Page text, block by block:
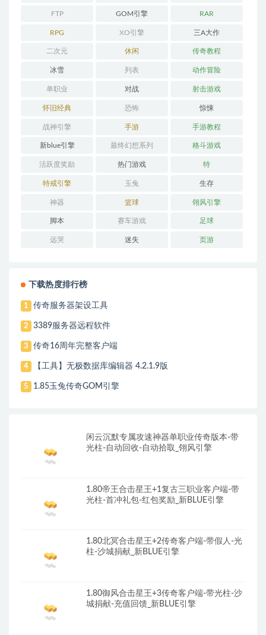
FTP GOM引擎 RAR
RPG XO引擎 三A大作
二次元 休闲 传奇教程
冰雪 列表 动作冒险
单职业 对战 射击游戏
怀旧经典 恐怖 惊悚
战神引擎 手游 手游教程
新blue引擎 最终幻想系列 格斗游戏
活跃度奖励 热门游戏 特
特戒引擎 玉兔 生存
神器 篮球 翎风引擎
脚本 赛车游戏 足球
远哭 迷失 页游
下载热度排行榜
1 传奇服务器架设工具
2 3389服务器远程软件
3 传奇16周年完整客户端
4 【工具】无极数据库编辑器 4.2.1.9版
5 1.85玉兔传奇GOM引擎
闲云沉默专属攻速神器单职业传奇版本-带
光柱-自动回收-自动拾取_翎风引擎
1.80帝王合击星王+1复古三职业客户端-带
光柱-首冲礼包-红包奖励_新BLUE引擎
1.80北冥合击星王+2传奇客户端-带假人-光
柱-沙城捐献_新BLUE引擎
1.80御风合击星王+3传奇客户端-带光柱-沙
城捐献-充值回馈_新BLUE引擎